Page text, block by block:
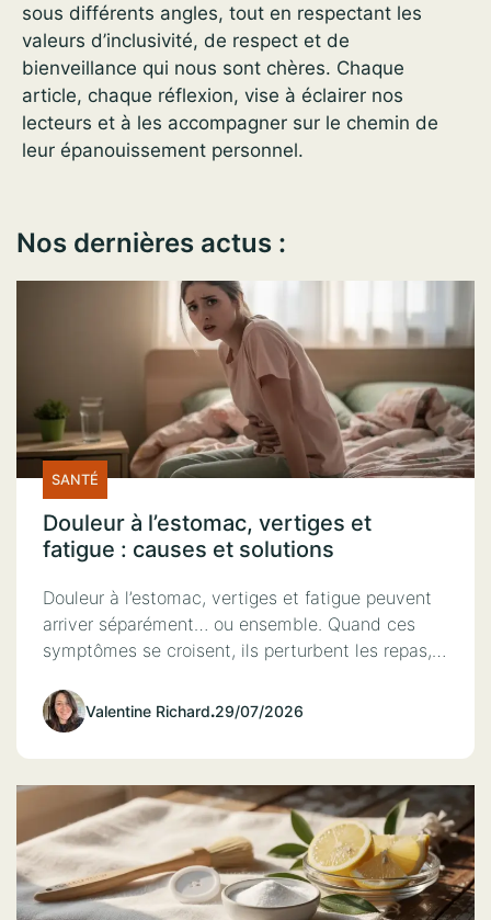
sous différents angles, tout en respectant les
valeurs d’inclusivité, de respect et de
bienveillance qui nous sont chères. Chaque
article, chaque réflexion, vise à éclairer nos
lecteurs et à les accompagner sur le chemin de
leur épanouissement personnel.
Nos dernières actus :
SANTÉ
Douleur à l’estomac, vertiges et
fatigue : causes et solutions
Douleur à l’estomac, vertiges et fatigue peuvent
arriver séparément… ou ensemble. Quand ces
symptômes se croisent, ils perturbent les repas,…
Valentine Richard.29/07/2026